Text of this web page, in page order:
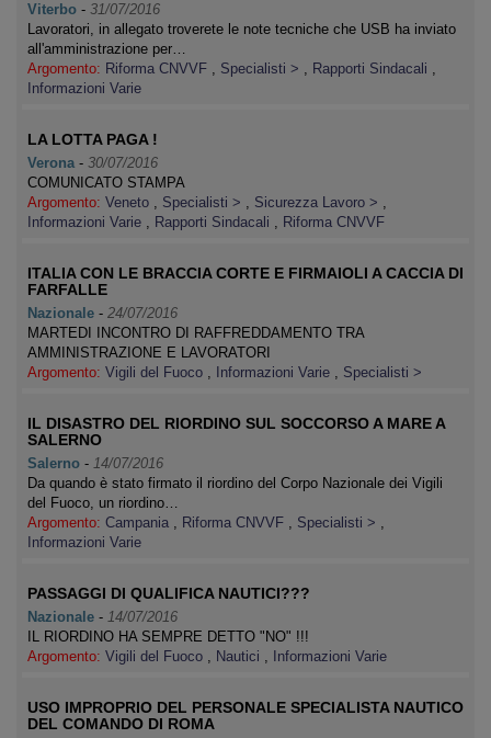
Viterbo - 31/07/2016
Lavoratori, in allegato troverete le note tecniche che USB ha inviato
all'amministrazione per…
Argomento: Riforma CNVVF , Specialisti > , Rapporti Sindacali ,
Informazioni Varie
LA LOTTA PAGA !
Verona - 30/07/2016
COMUNICATO STAMPA
Argomento: Veneto , Specialisti > , Sicurezza Lavoro > ,
Informazioni Varie , Rapporti Sindacali , Riforma CNVVF
ITALIA CON LE BRACCIA CORTE E FIRMAIOLI A CACCIA DI
FARFALLE
Nazionale - 24/07/2016
MARTEDI INCONTRO DI RAFFREDDAMENTO TRA
AMMINISTRAZIONE E LAVORATORI
Argomento: Vigili del Fuoco , Informazioni Varie , Specialisti >
IL DISASTRO DEL RIORDINO SUL SOCCORSO A MARE A
SALERNO
Salerno - 14/07/2016
Da quando è stato firmato il riordino del Corpo Nazionale dei Vigili
del Fuoco, un riordino…
Argomento: Campania , Riforma CNVVF , Specialisti > ,
Informazioni Varie
PASSAGGI DI QUALIFICA NAUTICI???
Nazionale - 14/07/2016
IL RIORDINO HA SEMPRE DETTO "NO" !!!
Argomento: Vigili del Fuoco , Nautici , Informazioni Varie
USO IMPROPRIO DEL PERSONALE SPECIALISTA NAUTICO
DEL COMANDO DI ROMA